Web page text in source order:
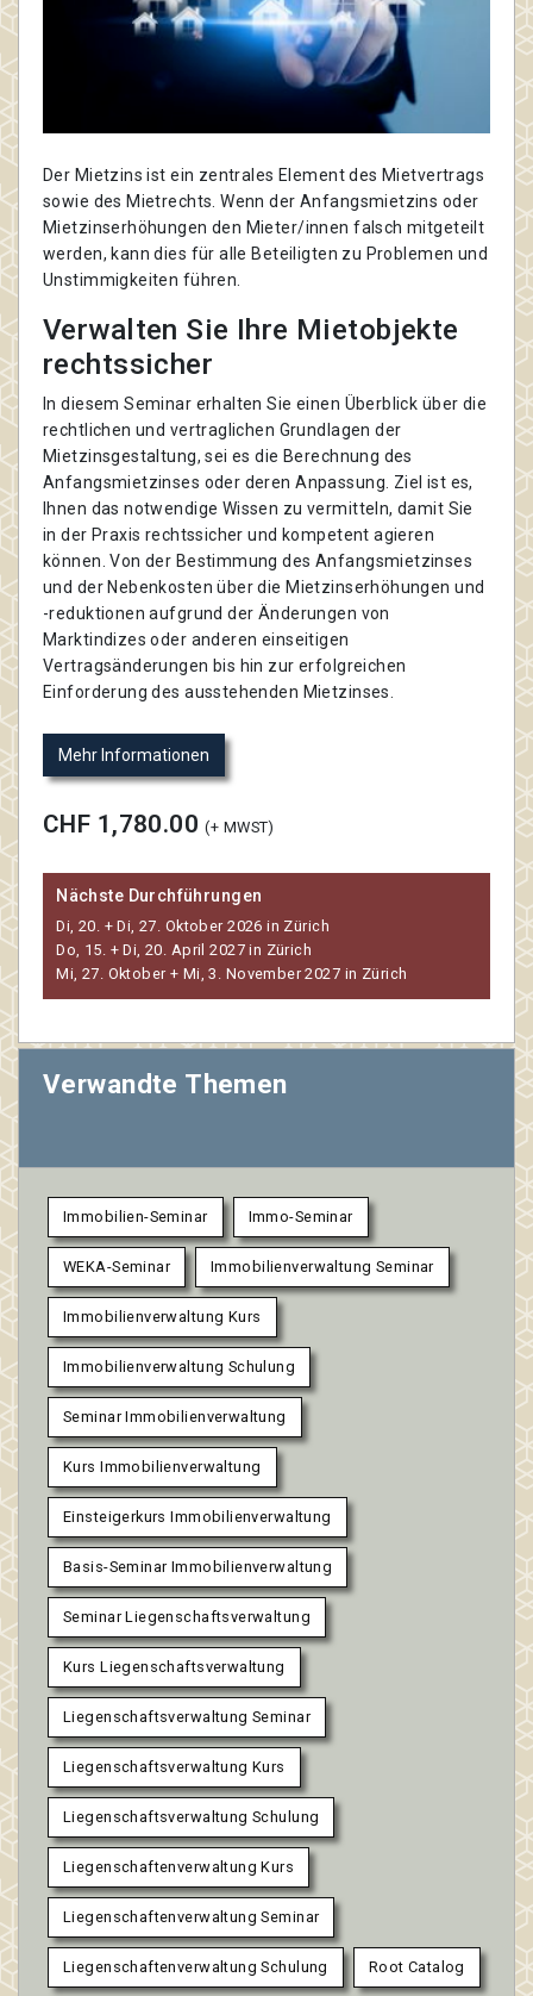
Der Mietzins ist ein zentrales Element des Mietvertrags
sowie des Mietrechts. Wenn der Anfangsmietzins oder
Mietzinserhöhungen den Mieter/innen falsch mitgeteilt
werden, kann dies für alle Beteiligten zu Problemen und
Unstimmigkeiten führen.
Verwalten Sie Ihre Mietobjekte
rechtssicher
In diesem Seminar erhalten Sie einen Überblick über die
rechtlichen und vertraglichen Grundlagen der
Mietzinsgestaltung, sei es die Berechnung des
Anfangsmietzinses oder deren Anpassung. Ziel ist es,
Ihnen das notwendige Wissen zu vermitteln, damit Sie
in der Praxis rechtssicher und kompetent agieren
können. Von der Bestimmung des Anfangsmietzinses
und der Nebenkosten über die Mietzinserhöhungen und
-reduktionen aufgrund der Änderungen von
Marktindizes oder anderen einseitigen
Vertragsänderungen bis hin zur erfolgreichen
Einforderung des ausstehenden Mietzinses.
Mehr Informationen
CHF 1,780.00(+ MWST)
Nächste Durchführungen
Di, 20. + Di, 27. Oktober 2026 in Zürich
Do, 15. + Di, 20. April 2027 in Zürich
Mi, 27. Oktober + Mi, 3. November 2027 in Zürich
Verwandte Themen
Immobilien-Seminar Immo-Seminar
WEKA-Seminar Immobilienverwaltung Seminar
Immobilienverwaltung Kurs
Immobilienverwaltung Schulung
Seminar Immobilienverwaltung
Kurs Immobilienverwaltung
Einsteigerkurs Immobilienverwaltung
Basis-Seminar Immobilienverwaltung
Seminar Liegenschaftsverwaltung
Kurs Liegenschaftsverwaltung
Liegenschaftsverwaltung Seminar
Liegenschaftsverwaltung Kurs
Liegenschaftsverwaltung Schulung
Liegenschaftenverwaltung Kurs
Liegenschaftenverwaltung Seminar
Liegenschaftenverwaltung Schulung Root Catalog